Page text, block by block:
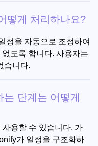
떻게 처리하나요?
정을 자동으로 조정하여
도록 합니다. 사용자는
습니다.
단계는 어떻게
용할 수 있습니다. 가
가 일정을 구조화하